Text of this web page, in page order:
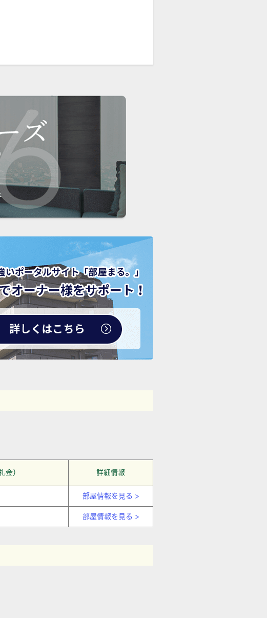
金） 詳細情報
部屋情報を見る >
部屋情報を見る >